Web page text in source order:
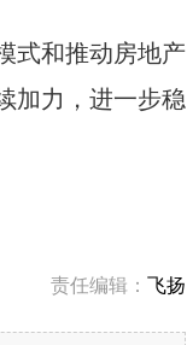
式和推动房地产
加力，进一步稳
责任编辑： 飞扬